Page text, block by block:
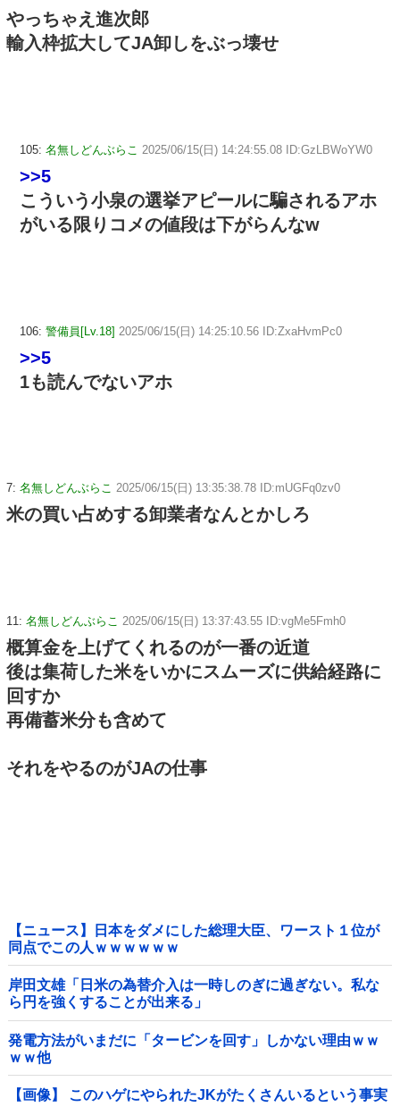
やっちゃえ進次郎
輸入枠拡大してJA卸しをぶっ壊せ
105: 名無しどんぶらこ 2025/06/15(日) 14:24:55.08 ID:GzLBWoYW0
>>5
こういう小泉の選挙アピールに騙されるアホ
がいる限りコメの値段は下がらんなw
106: 警備員[Lv.18] 2025/06/15(日) 14:25:10.56 ID:ZxaHvmPc0
>>5
1も読んでないアホ
7: 名無しどんぶらこ 2025/06/15(日) 13:35:38.78 ID:mUGFq0zv0
米の買い占めする卸業者なんとかしろ
11: 名無しどんぶらこ 2025/06/15(日) 13:37:43.55 ID:vgMe5Fmh0
概算金を上げてくれるのが一番の近道
後は集荷した米をいかにスムーズに供給経路に
回すか
再備蓄米分も含めて
それをやるのがJAの仕事
【ニュース】日本をダメにした総理大臣、ワースト１位が
同点でこの人ｗｗｗｗｗｗ
岸田文雄「日米の為替介入は一時しのぎに過ぎない。私な
ら円を強くすることが出来る」
発電方法がいまだに「タービンを回す」しかない理由ｗｗ
ｗｗ他
【画像】 このハゲにやられたJKがたくさんいるという事実